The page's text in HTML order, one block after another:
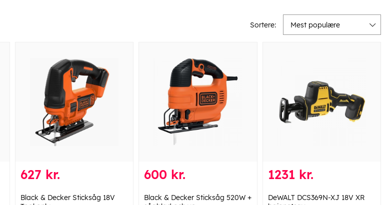
Sortere: Mest populære
627 kr.
Black & Decker Sticksåg 18V
600 kr.
Black & Decker Sticksåg 520W +
1231 kr.
DeWALT DCS369N-XJ 18V XR